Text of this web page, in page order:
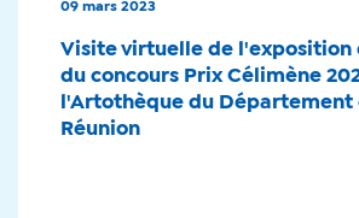
09 mars 2023
Visite virtuelle de l'exposition
du concours Prix Célimène
l'Artothèque du Département
Réunion